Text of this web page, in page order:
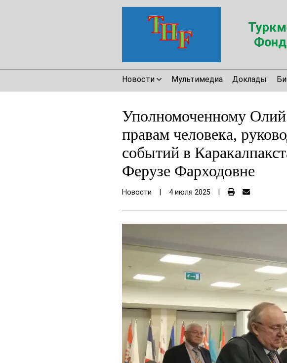
Фонд
Новости Мультимедиа Доклады
Уполномоченному
правам человека,
событий в
Ферузе Фарходовне
Новости 4 июля 2025